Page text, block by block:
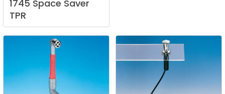
1745 Space Saver
TPR